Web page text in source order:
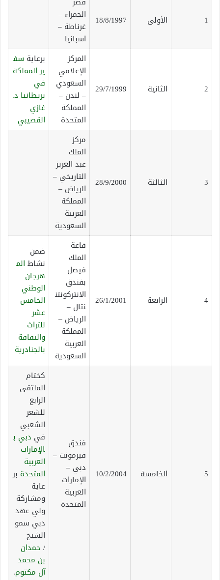
1 الأولى 18/8/1997
الحمراء –
غرناطة –
اسبانيا
2 الثانية 29/7/1999
المركز
الإعلامي
السعودي
– لندن –
المملكة
المتحدة
برعاية سف
ير المملكة
في
بريطانيا د.
غازي
القصيبي
3 الثالثة 28/9/2000
مركز
الملك
عبد العزيز
التاريخي –
الرياض –
المملكة
العربية
السعودية
4 الرابعة 26/1/2001
قاعة
الملك
فيصل
بفندق
الانتركونتن
نتال –
الرياض –
المملكة
العربية
السعودية
ضمن
نشاط الم
هرجان
الوطني
الخامس
عشر
للتراث
والثقافة
بالجنادرية
5 الخامسة 10/2/2004
فندق
فيرمونت –
دبي –
الإمارات
العربية
المتحدة
كختام
الملتقى
الرابع
للشعر
الشعبي
في دبي ب
الإمارات
العربية
المتحدة بر
عاية
ومشاركة
ولي عهد
دبي سمو
الشيخ
/ حمدان
بن محمد
آل مكتوم.